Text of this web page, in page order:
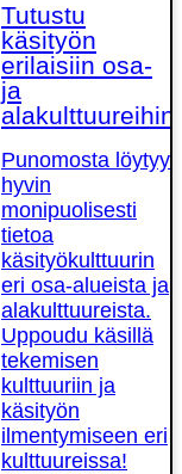
Tutustu
käsityön
erilaisiin osa-
ja
alakulttuureihin!
Punomosta löytyy
hyvin
monipuolisesti
tietoa
käsityökulttuurin
eri osa-alueista ja
alakulttuureista.
Uppoudu käsillä
tekemisen
kulttuuriin ja
käsityön
ilmentymiseen eri
kulttuureissa!